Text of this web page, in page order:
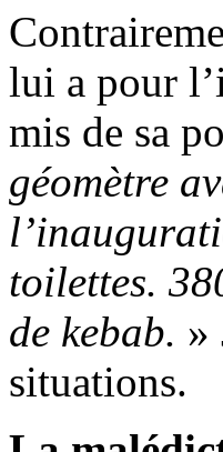
lui a pour
mis de sa
géomètre
toilettes.
de kebab. »
situations.